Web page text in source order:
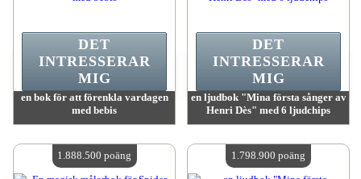
en bok för att förenkla vardagen
med bebis
Antal tillgängliga:4
DET
INTRESSERAR
MIG
en ljudbok "Mina första sånger av
Henri Dès" med 6 ljudchips
Antal tillgängliga:4
DET
INTRESSERAR
MIG
1.888.500 poäng 1.798.900 poäng